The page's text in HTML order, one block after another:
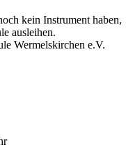
kein Instrument haben,
ausleihen.
Wermelskirchen e.V.